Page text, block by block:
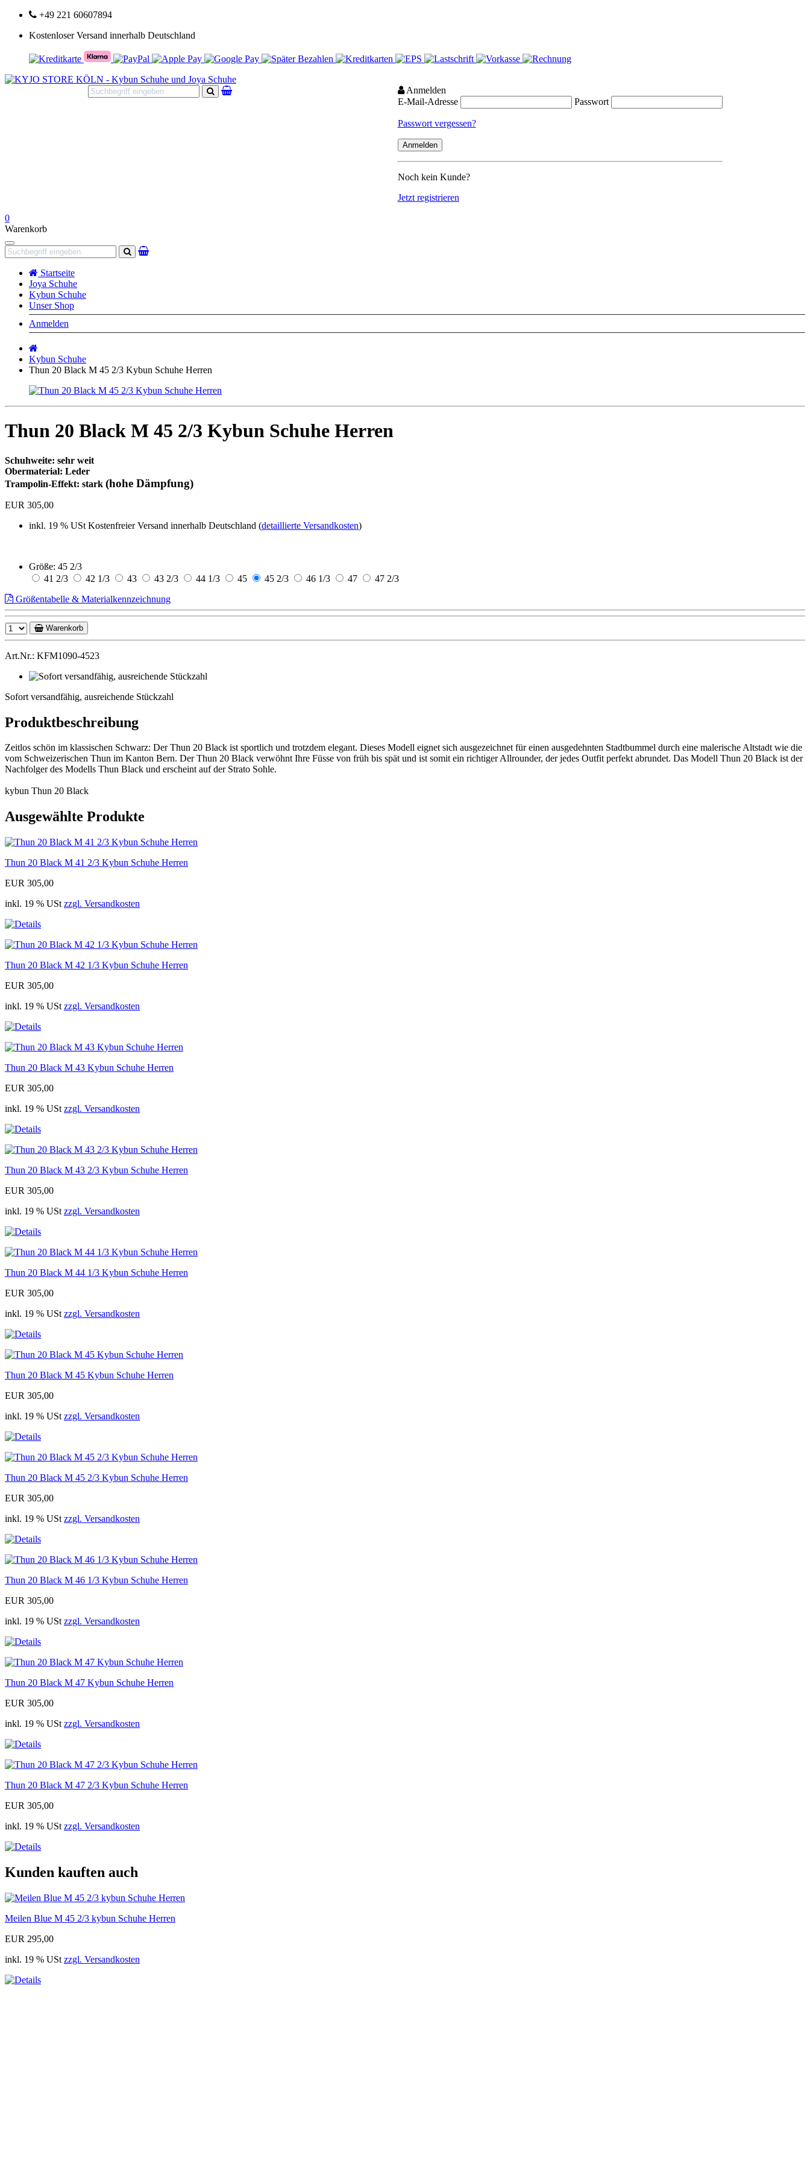
+49 221 60607894
Kostenloser Versand innerhalb Deutschland
Suchen
Anmelden
E-Mail-Adresse
Passwort
Passwort vergessen?
Noch kein Kunde?
Jetzt registrieren
0
Warenkorb
Navigation
Suchen
Startseite
Joya Schuhe
Kybun Schuhe
Unser Shop
Anmelden
Kybun Schuhe
Thun 20 Black M 45 2/3 Kybun Schuhe Herren
Thun 20 Black M 45 2/3 Kybun Schuhe Herren
Schuhweite: sehr weit
Obermaterial: Leder
Trampolin-Effekt: stark (hohe Dämpfung)
EUR 305,00
inkl. 19 % USt Kostenfreier Versand innerhalb Deutschland (detaillierte Versandkosten)
Größe: 45 2/3
41 2/3
42 1/3 43 43 2/3 44 1/3 45 45 2/3 46 1/3 47
47 2/3
Größentabelle & Materialkennzeichnung
Warenkorb
Art.Nr.: KFM1090-4523
Sofort versandfähig, ausreichende Stückzahl
Produktbeschreibung
Zeitlos schön im klassischen Schwarz: Der Thun 20 Black ist sportlich und trotzdem elegant. Dieses Modell eignet sich ausgezeichnet für einen ausgedehnten Stadtbummel durch eine malerische Altstadt wie die
vom Schweizerischen Thun im Kanton Bern. Der Thun 20 Black verwöhnt Ihre Füsse von früh bis spät und ist somit ein richtiger Allrounder, der jedes Outfit perfekt abrundet. Das Modell Thun 20 Black ist der
Nachfolger des Modells Thun Black und erscheint auf der Strato Sohle.
kybun Thun 20 Black
Ausgewählte Produkte
Thun 20 Black M 41 2/3 Kybun Schuhe Herren
EUR 305,00
inkl. 19 % USt zzgl. Versandkosten
Thun 20 Black M 42 1/3 Kybun Schuhe Herren
EUR 305,00
inkl. 19 % USt zzgl. Versandkosten
Thun 20 Black M 43 Kybun Schuhe Herren
EUR 305,00
inkl. 19 % USt zzgl. Versandkosten
Thun 20 Black M 43 2/3 Kybun Schuhe Herren
EUR 305,00
inkl. 19 % USt zzgl. Versandkosten
Thun 20 Black M 44 1/3 Kybun Schuhe Herren
EUR 305,00
inkl. 19 % USt zzgl. Versandkosten
Thun 20 Black M 45 Kybun Schuhe Herren
EUR 305,00
inkl. 19 % USt zzgl. Versandkosten
Thun 20 Black M 45 2/3 Kybun Schuhe Herren
EUR 305,00
inkl. 19 % USt zzgl. Versandkosten
Thun 20 Black M 46 1/3 Kybun Schuhe Herren
EUR 305,00
inkl. 19 % USt zzgl. Versandkosten
Thun 20 Black M 47 Kybun Schuhe Herren
EUR 305,00
inkl. 19 % USt zzgl. Versandkosten
Thun 20 Black M 47 2/3 Kybun Schuhe Herren
EUR 305,00
inkl. 19 % USt zzgl. Versandkosten
Kunden kauften auch
Meilen Blue M 45 2/3 kybun Schuhe Herren
EUR 295,00
inkl. 19 % USt zzgl. Versandkosten